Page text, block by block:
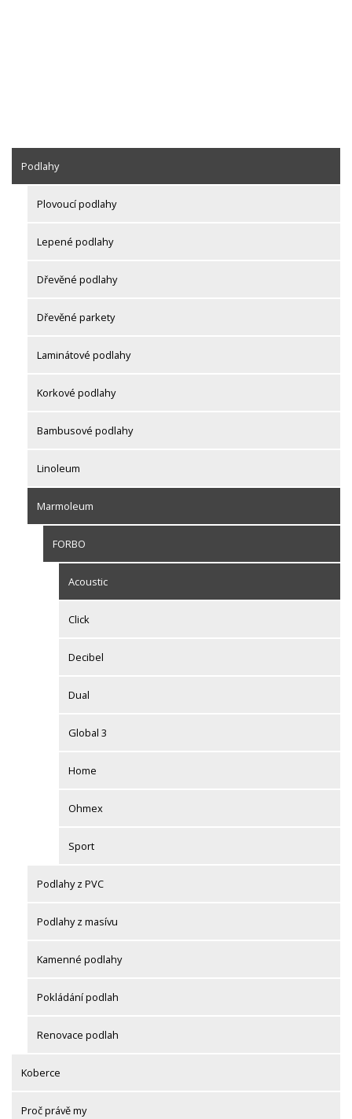
Podlahy
Plovoucí podlahy
Lepené podlahy
Dřevěné podlahy
Dřevěné parkety
Laminátové podlahy
Korkové podlahy
Bambusové podlahy
Linoleum
Marmoleum
FORBO
Acoustic
Click
Decibel
Dual
Global 3
Home
Ohmex
Sport
Podlahy z PVC
Podlahy z masívu
Kamenné podlahy
Pokládání podlah
Renovace podlah
Koberce
Proč právě my